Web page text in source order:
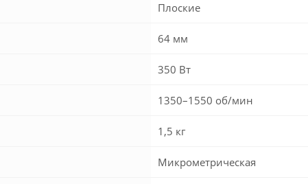
Плоские
64 мм
350 Вт
1350–1550 об/мин
1,5 кг
Микрометрическая